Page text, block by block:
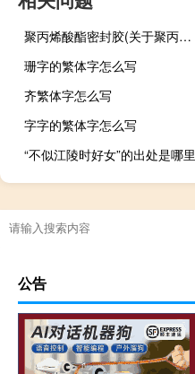
聚丙烯酸酯密封胶(关于聚丙烯酸酯密封胶简述)
珊字的繁体字怎么写
齐繁体字怎么写
字字的繁体字怎么写
“不似江陵时好女”的出处是哪里
公告